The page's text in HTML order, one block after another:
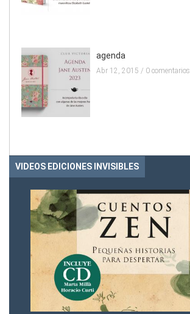
agenda
Abr 12, 2015 / 0 comentarios
VIDEOS EDICIONES INVISIBLES